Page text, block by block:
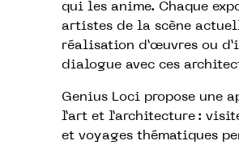
qui les anime. Chaque
artistes de la scène
réalisation d’œuvres ou
dialogue avec ces
Genius Loci propose une
l’art et l’architecture :
et voyages thématiques